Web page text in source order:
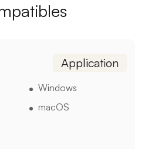
Application
Windows
macOS